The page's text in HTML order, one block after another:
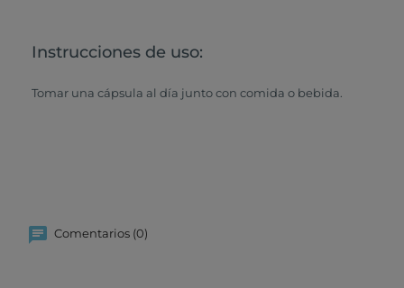
Instrucciones de uso:
Tomar una cápsula al día junto con comida o bebida.
Comentarios (0)